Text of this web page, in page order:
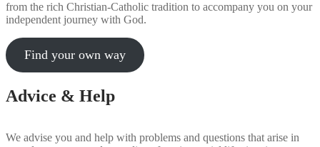
from the rich Christian-Catholic tradition to accompany you on your
independent journey with God.
Find your own way
Advice & Help
We advise you and help with problems and questions that arise in